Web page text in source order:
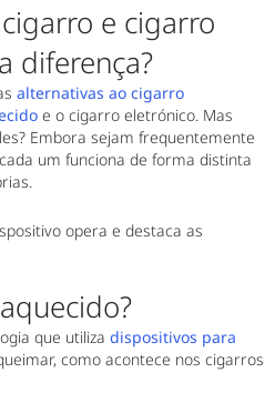
e cigarro
diferença?
alternativas ao cigarro
e o cigarro eletrónico. Mas
Embora sejam frequentemente
um funciona de forma distinta
opera e destaca as
que utiliza dispositivos para
como acontece nos cigarros